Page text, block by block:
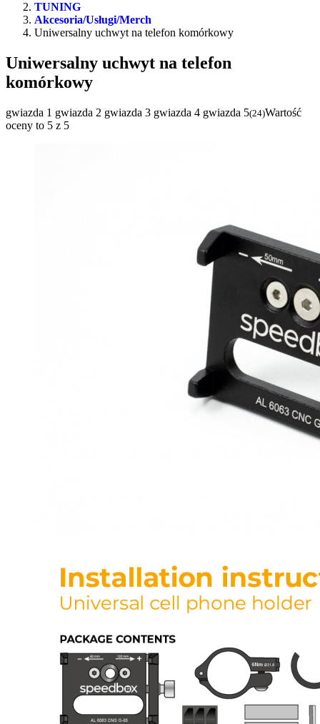
TUNING
Akcesoria/Usługi/Merch
Uniwersalny uchwyt na telefon komórkowy
Uniwersalny uchwyt na telefon
komórkowy
gwiazda 1 gwiazda 2 gwiazda 3 gwiazda 4 gwiazda 5(24)Wartość
oceny to 5 z 5